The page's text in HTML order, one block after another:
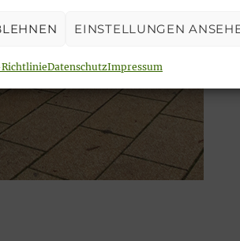
EINSTELLUNGEN
DatenschutzImpressum